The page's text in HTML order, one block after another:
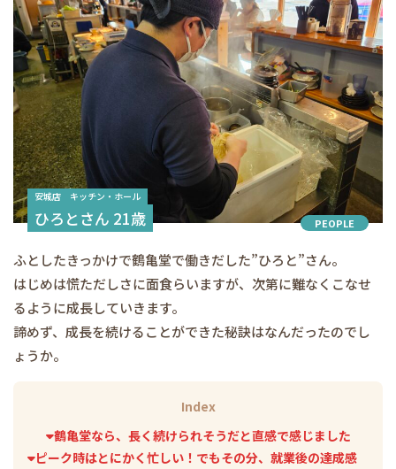
特集記事
店舗一覧
よくある質問
容 介 生 事 覧
PEOPLE
安城店 キッチン・ホール
ひろとさん 21歳
ふとしたきっかけで鶴亀堂で働きだした”ひろと”さん。
はじめは慌ただしさに面食らいますが、次第に難なくこなせ
るように成長していきます。
諦めず、成長を続けることができた秘訣はなんだったのでし
ょうか。
Index
鶴亀堂なら、長く続けられそうだと直感で感じました
ピーク時はとにかく忙しい！でもその分、就業後の達成感